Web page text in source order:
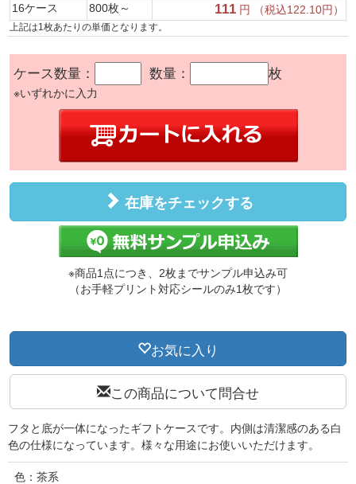
16ケース
800枚～ 111 円 （税込122.10円）
上記は1枚あたりの単価となります。
ケース数量： 数量： 枚
※いずれかに入力
在庫をチェックする
※商品1点につき、2枚までサンプル申込み可
（お手軽プリント対応シールのみ1枚です）
お気に入り
この商品について問合せ
フタと底が一体になったギフトケースです。内側は清潔感のある白
色の仕様になっています。様々な用途にお使いいただけます。
色：茶系